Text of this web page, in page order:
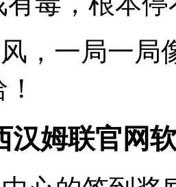
，一局一局
汉姆联官网